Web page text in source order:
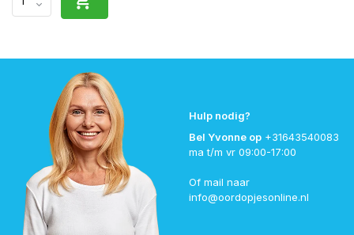
Hulp nodig?
Bel Yvonne op +31643540083
ma t/m vr 09:00-17:00
Of mail naar
info@oordopjesonline.nl